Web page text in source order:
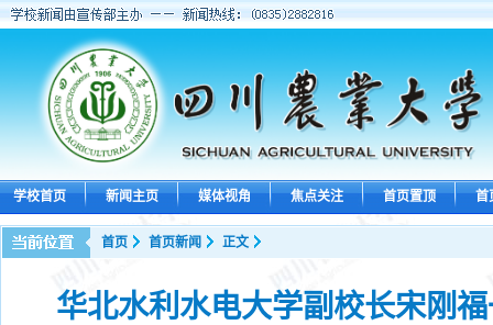
学校首页 新闻主页 媒体视角 焦点关注 首页置顶 首
首页 首页新闻 正文
华北水利水电大学副校长宋刚